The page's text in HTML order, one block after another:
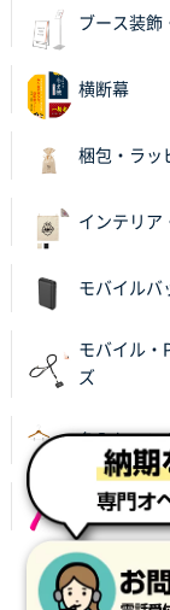
兵庫県S社様
A4箔押し
以前発注
ビオトー
前回同様
uni ジェッ
2025年11月
何度か注
神奈川県
のしメモ
2025年11月
のし文言
ブース装飾
横断幕
梱包・ラッ
インテリア
モバイルバ
モバイル・
ズ
名入れハン
レイングッ
サイト利用規